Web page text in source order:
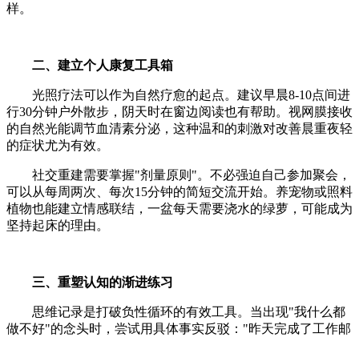
样。
二、建立个人康复工具箱
光照疗法可以作为自然疗愈的起点。建议早晨8-10点间进
行30分钟户外散步，阴天时在窗边阅读也有帮助。视网膜接收
的自然光能调节血清素分泌，这种温和的刺激对改善晨重夜轻
的症状尤为有效。
社交重建需要掌握"剂量原则"。不必强迫自己参加聚会，
可以从每周两次、每次15分钟的简短交流开始。养宠物或照料
植物也能建立情感联结，一盆每天需要浇水的绿萝，可能成为
坚持起床的理由。
三、重塑认知的渐进练习
思维记录是打破负性循环的有效工具。当出现"我什么都
做不好"的念头时，尝试用具体事实反驳："昨天完成了工作邮